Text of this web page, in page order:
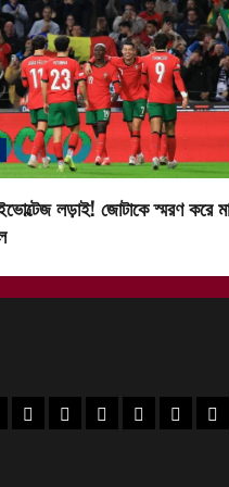
লড়াই! জোটাকে স্মরণ করে
মেদিনীপুর খবর
পশ্চিম মেদিনীপুর খবর
ঝাড়গ্রাম খবর
পুরুলিয়া খবর
বাঁকুড়া খবরপশ্চিম